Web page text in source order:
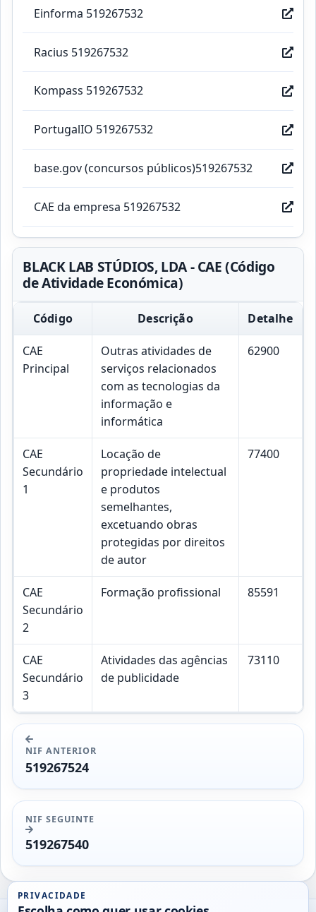
Einforma 519267532
Racius 519267532
Kompass 519267532
PortugalIO 519267532
base.gov (concursos públicos)519267532
CAE da empresa 519267532
BLACK LAB STÚDIOS, LDA - CAE (Código
de Atividade Económica)
Código Descrição Detalhe
CAE
Principal
Outras atividades de
serviços relacionados
com as tecnologias da
informação e
informática
62900
CAE
Secundário
1
Locação de
propriedade intelectual
e produtos
semelhantes,
excetuando obras
protegidas por direitos
de autor
77400
CAE
Secundário
2
Formação profissional 85591
CAE
Secundário
3
Atividades das agências
de publicidade
73110
NIF ANTERIOR
519267524
NIF SEGUINTE
519267540
PRIVACIDADE